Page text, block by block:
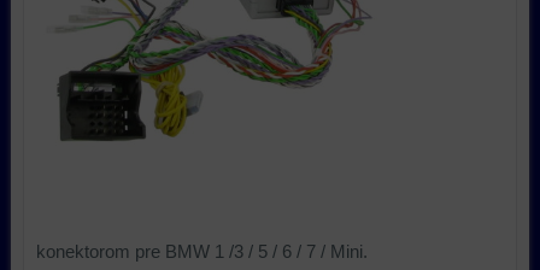
konektorom pre BMW 1 /3 / 5 / 6 / 7 / Mini.